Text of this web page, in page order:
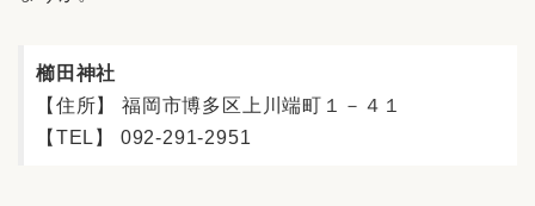
櫛田神社
【住所】 福岡市博多区上川端町１－４１
【TEL】 092-291-2951